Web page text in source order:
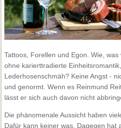
Tattoos, Forellen und Egon. Wie,
ohne karierttradierte
Lederhosenschmäh? Keine Angst -
und genormt. Wenn es Reinmund
lässt er sich auch davon nicht
Die phänomenale Aussicht haben
Dafür kann keiner was. Dagegen hat